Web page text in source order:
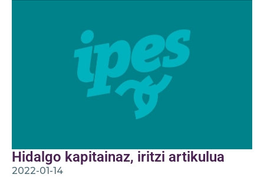
Hidalgo kapitainaz, iritzi artikulua
2022-01-14